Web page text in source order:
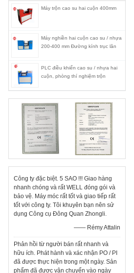
Máy trộn cao su hai cuộn 400mm
Máy nghiền hai cuộn cao su / nhựa
200-400 mm Đường kính trục lăn
PLC điều khiển cao su / nhựa hai
cuộn, phòng thí nghiệm trộn
Công ty đặc biệt. 5 SAO !!! Giao hàng
nhanh chóng và rất WELL đóng gói và
bảo vệ. Máy móc rất tốt và giao tiếp rất
tốt với công ty. Tôi khuyên bạn nên sử
dụng Công cụ Đông Quan Zhongli.
—— Rémy Attalin
Phản hồi từ người bán rất nhanh và
hữu ích. Phát hành và xác nhận PO / PI
đã được thực hiện trong một ngày. Sản
phẩm đã được vận chuyển vào ngày